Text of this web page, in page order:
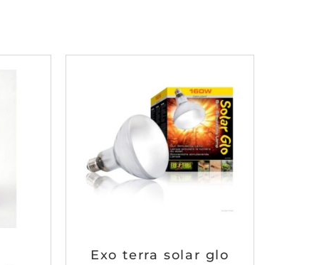
Exo terra solar glo